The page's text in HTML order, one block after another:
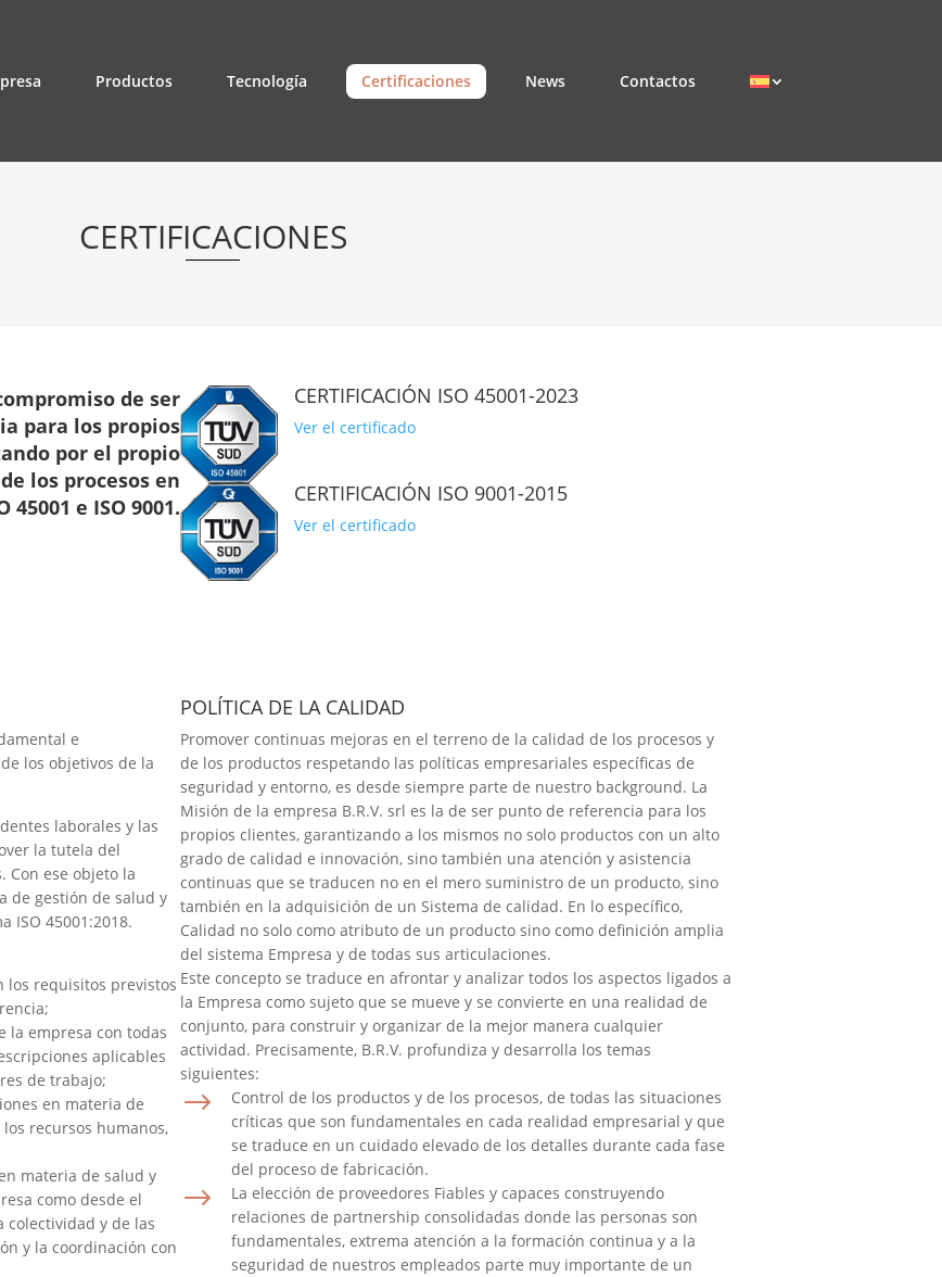
Productos Tecnología Certificaciones News Contactos
CERTIFICACIONES
de ser
para los propios
por el propio
los procesos en
e ISO 9001.
CERTIFICACIÓN ISO 45001-2023
Ver el certificado
CERTIFICACIÓN ISO 9001-2015
Ver el certificado
e
los objetivos de la
laborales y las
la tutela del
Con ese objeto la
de gestión de salud y
ISO 45001:2018.
los requisitos previstos
la empresa con todas
aplicables
de trabajo;
en materia de
recursos humanos,
materia de salud y
como desde el
y de las
y la coordinación con
POLÍTICA DE LA CALIDAD
Promover continuas mejoras en el terreno de la calidad de los procesos y
de los productos respetando las políticas empresariales específicas de
seguridad y entorno, es desde siempre parte de nuestro background. La
Misión de la empresa B.R.V. srl es la de ser punto de referencia para los
propios clientes, garantizando a los mismos no solo productos con un alto
grado de calidad e innovación, sino también una atención y asistencia
continuas que se traducen no en el mero suministro de un producto, sino
también en la adquisición de un Sistema de calidad. En lo específico,
Calidad no solo como atributo de un producto sino como definición amplia
del sistema Empresa y de todas sus articulaciones.
Este concepto se traduce en afrontar y analizar todos los aspectos ligados a
la Empresa como sujeto que se mueve y se convierte en una realidad de
conjunto, para construir y organizar de la mejor manera cualquier
actividad. Precisamente, B.R.V. profundiza y desarrolla los temas
siguientes:
$
Control de los productos y de los procesos, de todas las situaciones
críticas que son fundamentales en cada realidad empresarial y que
se traduce en un cuidado elevado de los detalles durante cada fase
del proceso de fabricación.
$
La elección de proveedores Fiables y capaces construyendo
relaciones de partnership consolidadas donde las personas son
fundamentales, extrema atención a la formación continua y a la
seguridad de nuestros empleados parte muy importante de un